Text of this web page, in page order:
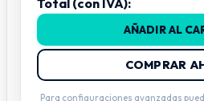
Total (con IVA):
AÑADIR AL
COMPRAR
Para configuraciones avanzadas